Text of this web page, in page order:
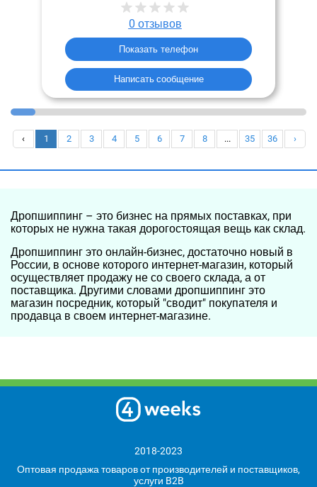
0 отзывов
Показать телефон
Написать сообщение
‹ 1 2 3 4 5 6 7 8 ... 35 36 ›
Дропшиппинг – это бизнес на прямых поставках, при
которых не нужна такая дорогостоящая вещь как склад.
Дропшиппинг это онлайн-бизнес, достаточно новый в
России, в основе которого интернет-магазин, который
осуществляет продажу не со своего склада, а от
поставщика. Другими словами дропшиппинг это
магазин посредник, который "сводит" покупателя и
продавца в своем интернет-магазине.
2018-2023
Оптовая продажа товаров от производителей и поставщиков,
услуги B2B